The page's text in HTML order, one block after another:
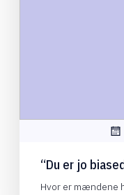
“Du er jo
Hvor er mændene